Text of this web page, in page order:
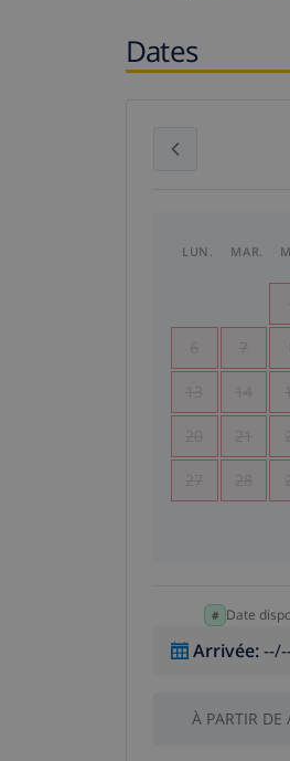
Dates
LUN. MAR.
6 7
13 14
20 21
27 28
Date
Arrivée:
À PARTIR DE